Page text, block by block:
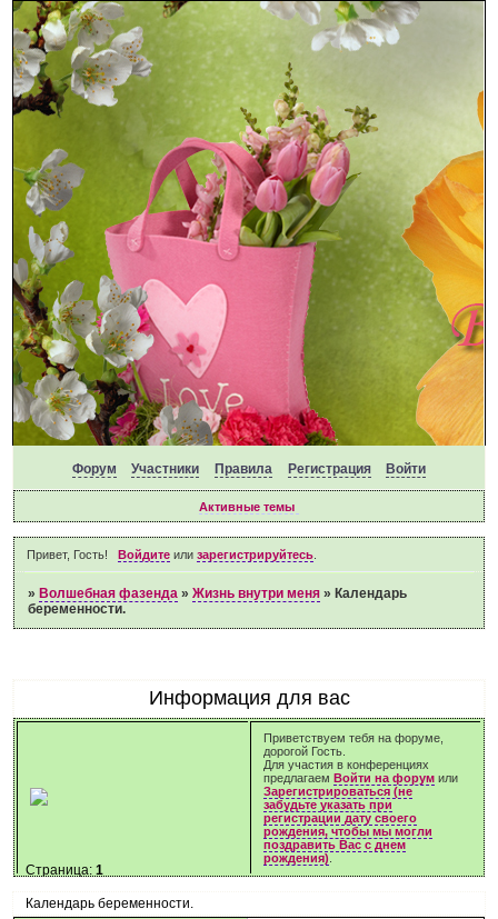
Форум Участники Правила Регистрация Войти
Активные темы
Привет, Гость! Войдитеили зарегистрируйтесь.
» Волшебная фазенда »Жизнь внутри меня » Календарь
беременности.
Информация для вас
Приветствуем тебя на форуме,
дорогой Гость.
Для участия в конференциях
предлагаемВойти на форум или
Зарегистрироваться (не
забудьте указать при
регистрации дату своего
рождения, чтобы мы могли
поздравить Вас с днем
рождения)
Календарь беременности.
Страница:1